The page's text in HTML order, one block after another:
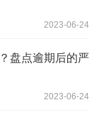
2023-06-24
盘点逾期后的严
2023-06-24